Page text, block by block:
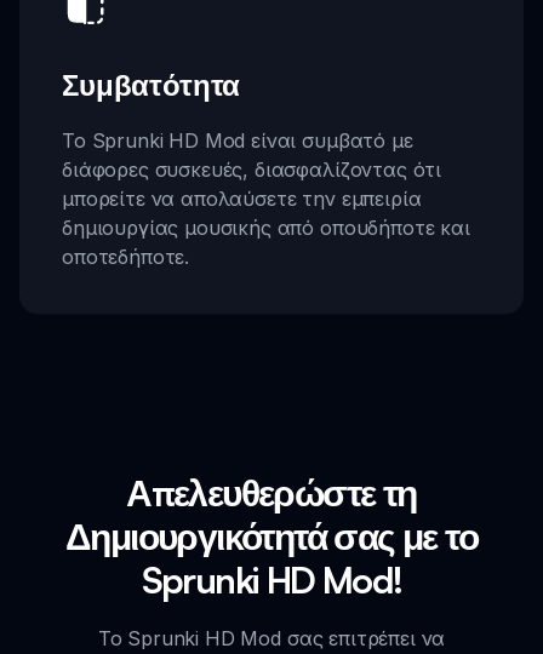
Συμβατότητα
Το Sprunki HD Mod είναι συμβατό με
διάφορες συσκευές, διασφαλίζοντας ότι
μπορείτε να απολαύσετε την εμπειρία
δημιουργίας μουσικής από οπουδήποτε και
οποτεδήποτε.
Απελευθερώστε τη
Δημιουργικότητά σας με το
Sprunki HD Mod!
Το Sprunki HD Mod σας επιτρέπει να